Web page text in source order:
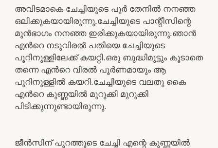
അവിടമാകെ ചേച്ചിയുടെ പൂർ തേനിൽ നനഞ്ഞ
ഒലിക്കുകയായിരുന്നു.ചേച്ചിയുടെ പാന്റീസിന്റെ
മുൻഭാഗം നനഞ്ഞ ഇരിക്കുകയായിരുന്നു.ഞാൻ
എൻറെ നടുവിരൽ പതിയെ ചേച്ചിയുടെ
പൂറിനുള്ളിലേക്ക് കയറ്റി.ഒരു ബുദ്ധിമുട്ടും കൂടാതെ
തന്നെ എൻറെ വിരൽ പൂർണമായും ആ
പൂറിനുള്ളിൽ കയറി.ചേച്ചിയുടെ വലതു കൈ
എൻറെ കുണ്ണയിൽ മുറുക്കി മുറുക്കി
പിടിക്കുന്നുണ്ടായിരുന്നു.
ജീൻസിന് പുറത്തൂടെ ചേച്ചി എന്റെ കുണ്ണയിൽ